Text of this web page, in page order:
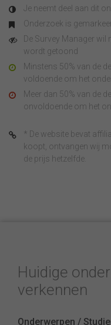
Je neemt deel aan dit
Onderzoek is
De Survey Manager wil
wordt getoond
Minstens 50% van de
voldoende om het
Meer dan 50% van de
onvoldoende om het
* De website bevat
koopt, ontvangen wij
de prijs hetzelfde.
Huidige
verkennen
Onderwerpen /